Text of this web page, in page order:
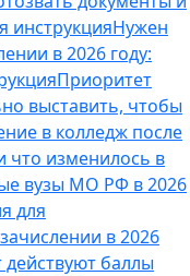
инструкцияНужен
в 2026 году:
Приоритет
выставить, чтобы
в колледж после
что изменилось в
вузы МО РФ в 2026
для
в 2026
действуют баллы